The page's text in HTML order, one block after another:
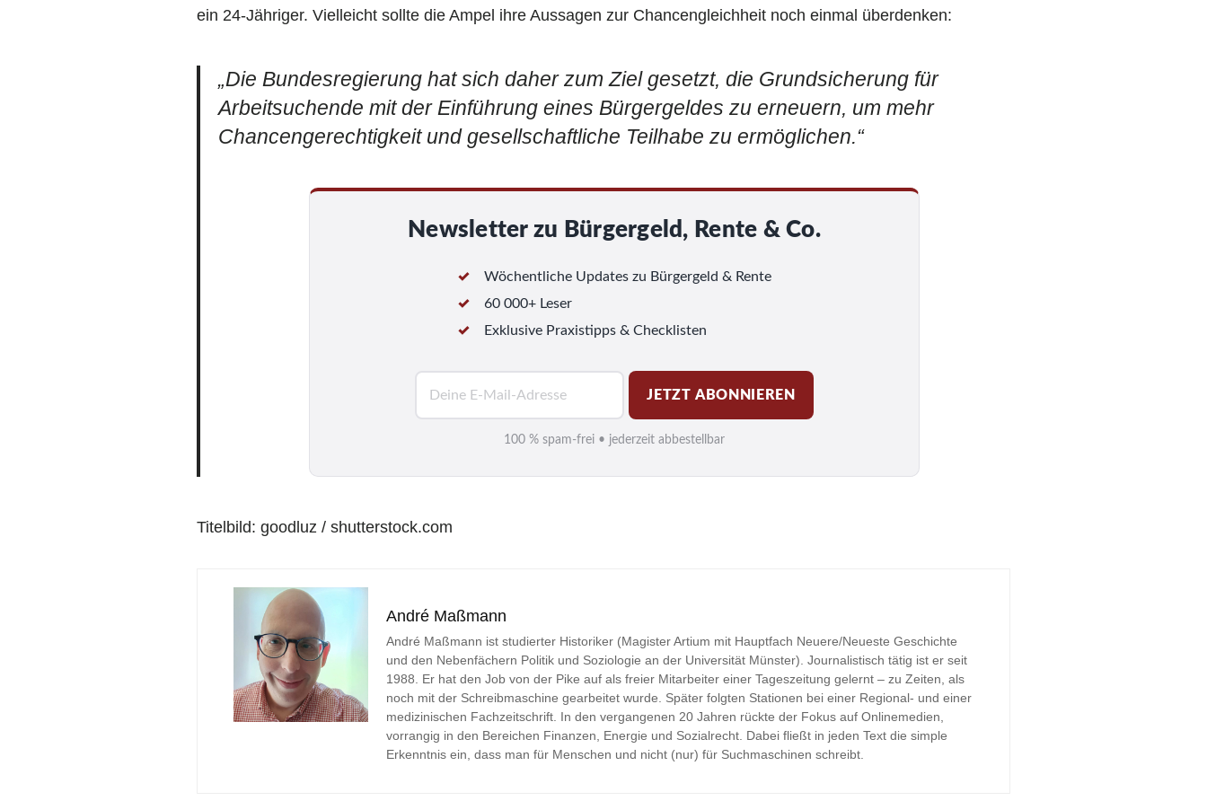
ein 24-Jähriger. Vielleicht sollte die Ampel ihre Aussagen zur Chancengleichheit noch einmal überdenken:
„Die Bundesregierung hat sich daher zum Ziel gesetzt, die Grundsicherung für
Arbeitsuchende mit der Einführung eines Bürgergeldes zu erneuern, um mehr
Chancengerechtigkeit und gesellschaftliche Teilhabe zu ermöglichen.“
Newsletter zu Bürgergeld, Rente & Co.
Wöchentliche Updates zu Bürgergeld & Rente
60 000+ Leser
Exklusive Praxistipps & Checklisten
i
*
JETZT ABONNIEREN
100 % spam-frei • jederzeit abbestellbar
Titelbild: goodluz / shutterstock.com
André Maßmann
André Maßmann ist studierter Historiker (Magister Artium mit Hauptfach Neuere/Neueste Geschichte
und den Nebenfächern Politik und Soziologie an der Universität Münster). Journalistisch tätig ist er seit
1988. Er hat den Job von der Pike auf als freier Mitarbeiter einer Tageszeitung gelernt – zu Zeiten, als
noch mit der Schreibmaschine gearbeitet wurde. Später folgten Stationen bei einer Regional- und einer
medizinischen Fachzeitschrift. In den vergangenen 20 Jahren rückte der Fokus auf Onlinemedien,
vorrangig in den Bereichen Finanzen, Energie und Sozialrecht. Dabei fließt in jeden Text die simple
Erkenntnis ein, dass man für Menschen und nicht (nur) für Suchmaschinen schreibt.